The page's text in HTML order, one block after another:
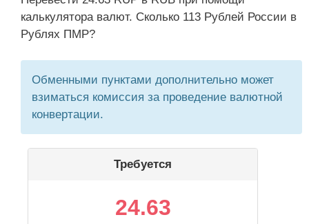
калькулятора валют. Сколько 113 Рублей России в
Рублях ПМР?
Обменными пунктами дополнительно может
взиматься комиссия за проведение валютной
конвертации.
Требуется
24.63